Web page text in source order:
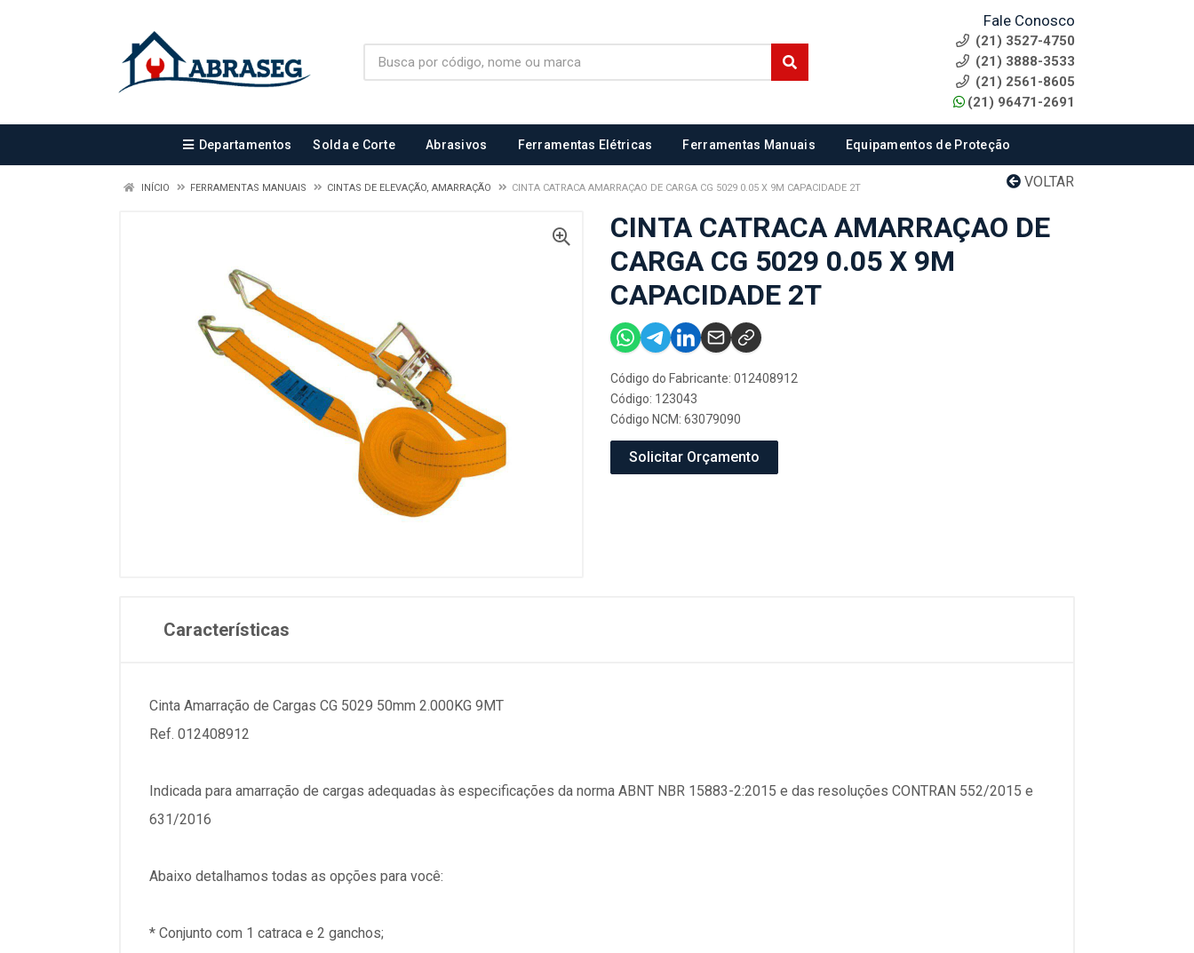
Fale Conosco
(21) 3527-4750
(21) 3888-3533
(21) 2561-8605
(21) 96471-2691
Departamentos Solda e Corte Abrasivos Ferramentas Elétricas Ferramentas Manuais Equipamentos de Proteção
VOLTAR
INÍCIO FERRAMENTAS MANUAIS CINTAS DE ELEVAÇÃO, AMARRAÇÃO CINTA CATRACA AMARRAÇAO DE CARGA CG 5029 0.05 X 9M CAPACIDADE 2T
CINTA CATRACA AMARRAÇAO DE
CARGA CG 5029 0.05 X 9M
CAPACIDADE 2T
Código do Fabricante: 012408912
Código: 123043
Código NCM: 63079090
Solicitar Orçamento
Características
Cinta Amarração de Cargas CG 5029 50mm 2.000KG 9MT
Ref. 012408912
Indicada para amarração de cargas adequadas às especificações da norma ABNT NBR 15883-2:2015 e das resoluções CONTRAN 552/2015 e
631/2016
Abaixo detalhamos todas as opções para você:
* Conjunto com 1 catraca e 2 ganchos;